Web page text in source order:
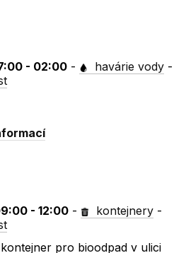
- 02:00 - havárie vody -
- 12:00 - kontejnery -
pro bioodpad v ulici